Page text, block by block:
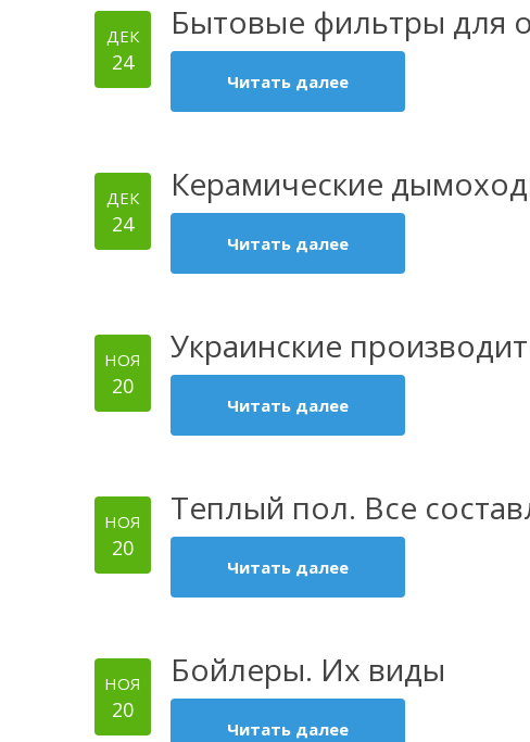
ДЕК
24
Бытовые фильтры для
Читать далее
ДЕК
24
Керамические
Читать далее
НОЯ
20
Украинские
Читать далее
НОЯ
20
Теплый пол. Все
Читать далее
НОЯ
20
Бойлеры. Их виды
Читать далее